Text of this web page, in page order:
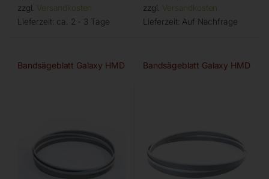
zzgl. Versandkosten
Lieferzeit: ca. 2 - 3 Tage
zzgl. Versandkosten
Lieferzeit: Auf Nachfrage
Bandsägeblatt Galaxy HMD Bandsägeblatt Galaxy HMD